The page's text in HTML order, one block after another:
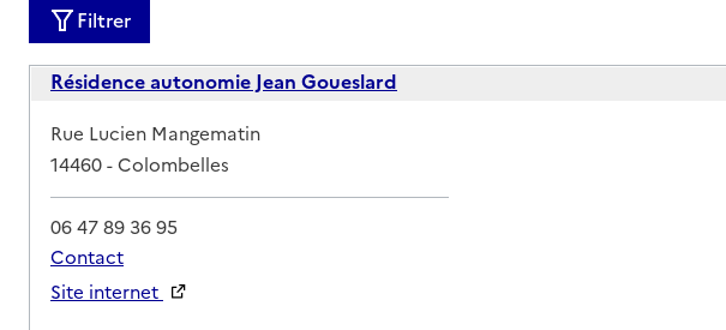
Filtrer
Résidence autonomie Jean Goueslard
Adresse
Rue Lucien Mangematin
14460-Colombelles
06 47 89 36 95
Contact
Site internet